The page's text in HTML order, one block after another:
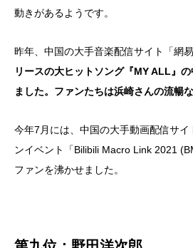
動きがあるようです。
昨年、中国の大手音楽配信サイト「網易
リースの大ヒットソング『MY ALL』
ました。ファンたちは浜崎さんの流暢
今年7月には、中国の大手動画配信サ
ンイベント「Bilibili Macro Link 2021
ファンを沸かせました。